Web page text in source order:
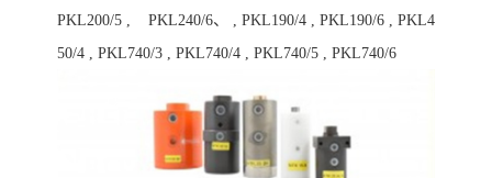
PKL200/5 , PKL240/6、 , PKL190/4 , PKL190/6 , PKL4
50/4 , PKL740/3 , PKL740/4 , PKL740/5 , PKL740/6